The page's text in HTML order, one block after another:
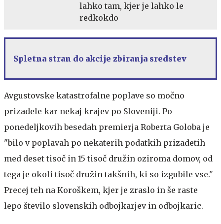
lahko tam, kjer je lahko le
redkokdo
Spletna stran do akcije zbiranja sredstev
Avgustovske katastrofalne poplave so močno
prizadele kar nekaj krajev po Sloveniji. Po
ponedeljkovih besedah premierja Roberta Goloba je
"bilo v poplavah po nekaterih podatkih prizadetih
med deset tisoč in 15 tisoč družin oziroma domov, od
tega je okoli tisoč družin takšnih, ki so izgubile vse."
Precej teh na Koroškem, kjer je zraslo in še raste
lepo število slovenskih odbojkarjev in odbojkaric.